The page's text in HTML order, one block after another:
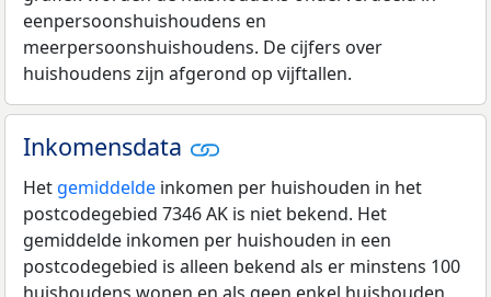
eenpersoonshuishoudens en
meerpersoonshuishoudens. De cijfers over
huishoudens zijn afgerond op vijftallen.
Inkomensdata
Het gemiddelde inkomen per huishouden in het
postcodegebied 7346 AK is niet bekend. Het
gemiddelde inkomen per huishouden in een
postcodegebied is alleen bekend als er minstens 100